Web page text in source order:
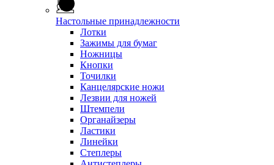
Настольные принадлежности
Лотки
Зажимы для бумаг
Ножницы
Кнопки
Точилки
Канцелярские ножи
Лезвии для ножей
Штемпели
Органайзеры
Ластики
Линейки
Степлеры